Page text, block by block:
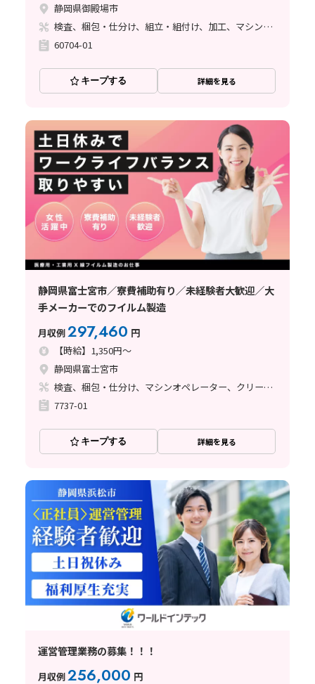
静岡県御殿場市
検査、梱包・仕分け、組立・組付け、加工、マシンオペレーター、清掃・洗浄、座り作業、立ち作業
60704-01
キープする 詳細を見る
静岡県富士宮市／寮費補助有り／未経験者大歓迎／大
手メーカーでのフイルム製造
月収例297,460 円
【時給】1,350円～
静岡県富士宮市
検査、梱包・仕分け、マシンオペレーター、クリーンルーム、清掃・洗浄、座り作業、立ち作業
7737-01
キープする 詳細を見る
運営管理業務の募集！！！
月収例256,000 円